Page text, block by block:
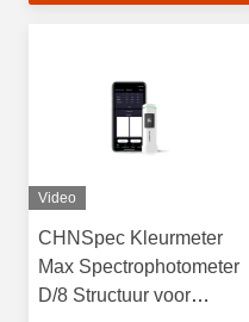
Video
CHNSpec Kleurmeter
Max Spectrophotometer
D/8 Structuur voor